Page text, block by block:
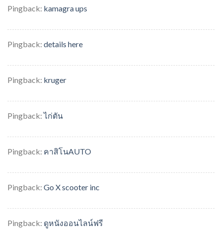
Pingback: kamagra ups
Pingback: details here
Pingback: kruger
Pingback:ไก่ตัน
Pingback: คาสิโนAUTO
Pingback: Go X scooter inc
Pingback: ดูหนังออนไลน์ฟรี